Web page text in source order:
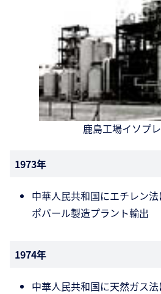
鹿島工場イソプ
1973年
中華人民共和国にエチレン
ポバール製造プラント輸出
1974年
中華人民共和国に天然ガス